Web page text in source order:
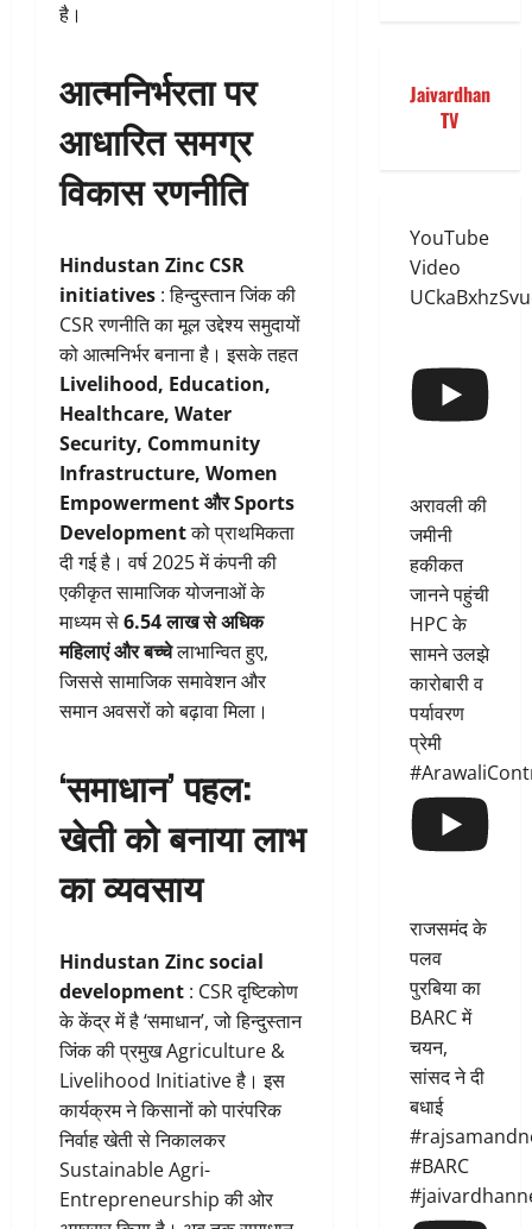
है।
आत्मनिर्भरता पर
आधारित समग्र
विकास रणनीति
Hindustan Zinc CSR
initiatives : हिन्दुस्तान जिंक की
CSR रणनीति का मूल उद्देश्य समुदायों
को आत्मनिर्भर बनाना है। इसके तहत
Livelihood, Education,
Healthcare, Water
Security, Community
Infrastructure, Women
Empowerment और Sports
Developmentको प्राथमिकता
दी गई है। वर्ष 2025 में कंपनी की
एकीकृत सामाजिक योजनाओं के
माध्यम से6.54 लाख से अधिक
महिलाएं और बच्चेलाभान्वित हुए,
जिससे सामाजिक समावेशन और
समान अवसरों को बढ़ावा मिला।
‘समाधान’ पहल:
खेती को बनाया लाभ
का व्यवसाय
Hindustan Zinc social
development : CSR दृष्टिकोण
के केंद्र में है ‘समाधान’, जो हिन्दुस्तान
जिंक की प्रमुख Agriculture &
Livelihood Initiative है। इस
कार्यक्रम ने किसानों को पारंपरिक
निर्वाह खेती से निकालकर
Sustainable Agri-
Entrepreneurship की ओर
Jaivardhan
TV
YouTube
Video
अरावली की
जमीनी
हकीकत
जानने पहुंची
HPC के
सामने उलझे
कारोबारी व
पर्यावरण
प्रेमी
राजसमंद के
पलव
पुरबिया का
BARC में
चयन,
सांसद ने दी
बधाई
#BARC